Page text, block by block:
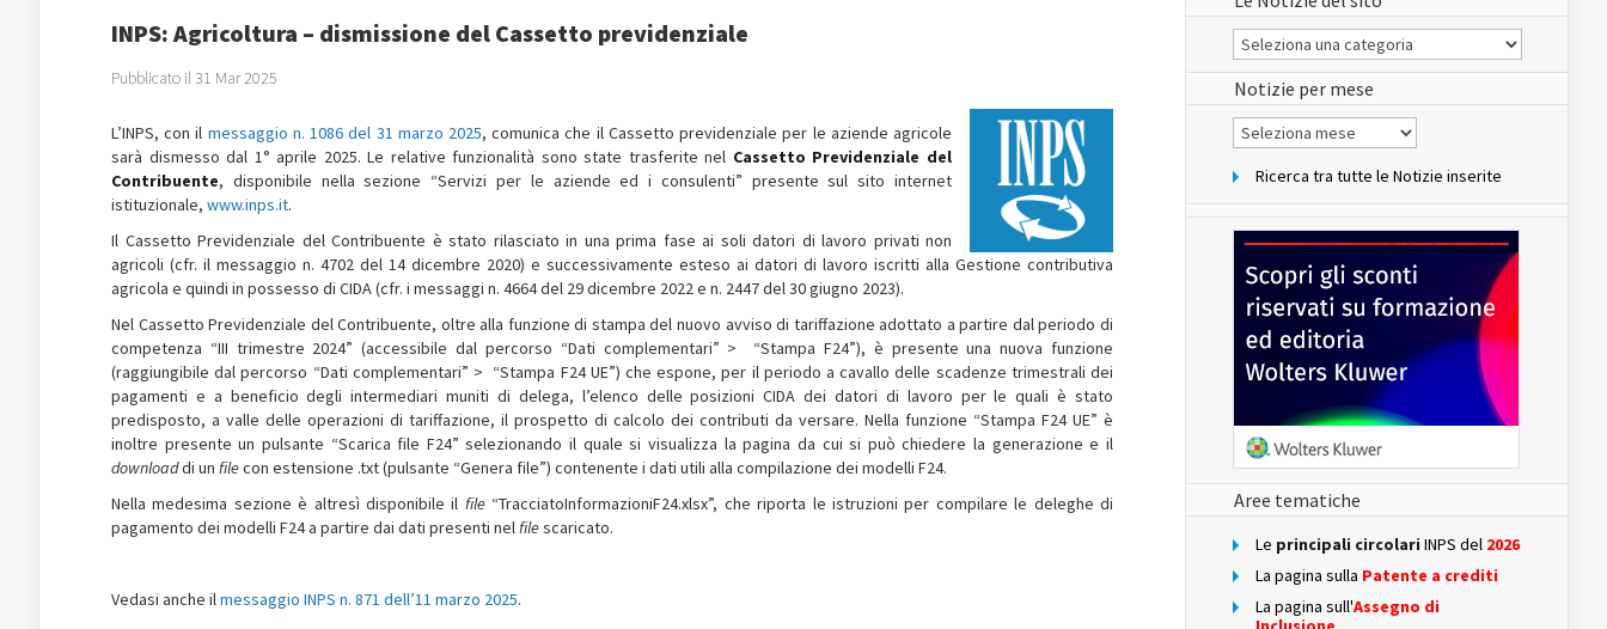
INPS: Agricoltura – dismissione del Cassetto previdenziale
Pubblicato il 31 Mar 2025
L’INPS, con il messaggio n. 1086 del 31 marzo 2025, comunica che il Cassetto previdenziale per le aziende agricole
sarà dismesso dal 1° aprile 2025. Le relative funzionalità sono state trasferite nel Cassetto Previdenziale del
Contribuente, disponibile nella sezione “Servizi per le aziende ed i consulenti” presente sul sito internet
istituzionale, www.inps.it.
Il Cassetto Previdenziale del Contribuente è stato rilasciato in una prima fase ai soli datori di lavoro privati non
agricoli (cfr. il messaggio n. 4702 del 14 dicembre 2020) e successivamente esteso ai datori di lavoro iscritti alla Gestione contributiva
agricola e quindi in possesso di CIDA (cfr. i messaggi n. 4664 del 29 dicembre 2022 e n. 2447 del 30 giugno 2023).
Nel Cassetto Previdenziale del Contribuente, oltre alla funzione di stampa del nuovo avviso di tariffazione adottato a partire dal periodo di
competenza “III trimestre 2024” (accessibile dal percorso “Dati complementari” > “Stampa F24”), è presente una nuova funzione
(raggiungibile dal percorso “Dati complementari” > “Stampa F24 UE”) che espone, per il periodo a cavallo delle scadenze trimestrali dei
pagamenti e a beneficio degli intermediari muniti di delega, l’elenco delle posizioni CIDA dei datori di lavoro per le quali è stato
predisposto, a valle delle operazioni di tariffazione, il prospetto di calcolo dei contributi da versare. Nella funzione “Stampa F24 UE” è
inoltre presente un pulsante “Scarica file F24” selezionando il quale si visualizza la pagina da cui si può chiedere la generazione e il
downloaddi un filecon estensione .txt (pulsante “Genera file”) contenente i dati utili alla compilazione dei modelli F24.
Nella medesima sezione è altresì disponibile il file“TracciatoInformazioniF24.xlsx”, che riporta le istruzioni per compilare le deleghe di
pagamento dei modelli F24 a partire dai dati presenti nelfilescaricato.
Vedasi anche ilmessaggio INPS n. 871 dell’11 marzo 2025.
Le
Notizie
del
sito
Notizie per mese
Notizie
per
Ricerca tra tutte le Notizie inserite
Aree tematiche
Le principali circolari INPS del 2026
La pagina sulla Patente a crediti
La pagina sull'Assegno di